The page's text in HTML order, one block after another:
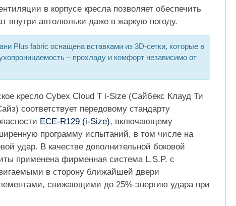
в корпусе кресла позволяет обеспечить
внутри автолюльки даже в жаркую погоду.
Plus fabric оснащена вставками из 3D-сетки, которые в
– прохладу и комфорт независимо от
кресло Cybex Cloud T i-Size (Сайбекс Клауд Ти
соответствует передовому стандарту
ECE-R129 (i-Size), включающему
программу испытаний, в том числе на
удар. В качестве дополнительной боковой
применена фирменная система L.S.P. с
в сторону ближайшей двери
снижающими до 25% энергию удара при